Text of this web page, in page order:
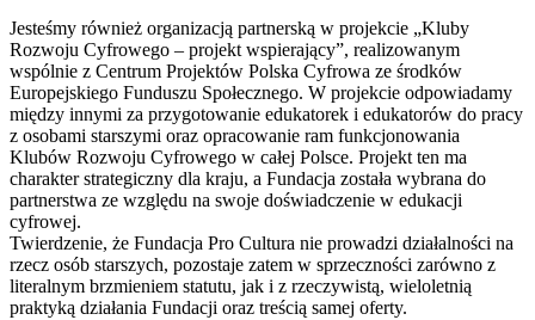
Jesteśmy również organizacją partnerską w projekcie „Kluby
Rozwoju Cyfrowego – projekt wspierający”, realizowanym
wspólnie z Centrum Projektów Polska Cyfrowa ze środków
Europejskiego Funduszu Społecznego. W projekcie odpowiadamy
między innymi za przygotowanie edukatorek i edukatorów do pracy
z osobami starszymi oraz opracowanie ram funkcjonowania
Klubów Rozwoju Cyfrowego w całej Polsce. Projekt ten ma
charakter strategiczny dla kraju, a Fundacja została wybrana do
partnerstwa ze względu na swoje doświadczenie w edukacji
cyfrowej.
Twierdzenie, że Fundacja Pro Cultura nie prowadzi działalności na
rzecz osób starszych, pozostaje zatem w sprzeczności zarówno z
literalnym brzmieniem statutu, jak i z rzeczywistą, wieloletnią
praktyką działania Fundacji oraz treścią samej oferty.